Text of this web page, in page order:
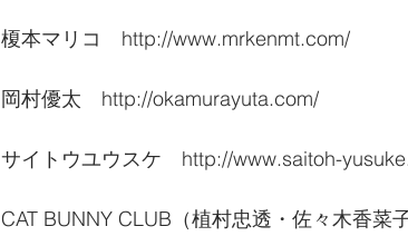
榎本マリコ　http://www.mrkenmt.com/
岡村優太　http://okamurayuta.com/
サイトウユウスケ　http://www.saitoh-
CAT BUNNY CLUB（植村忠透・佐々木香菜